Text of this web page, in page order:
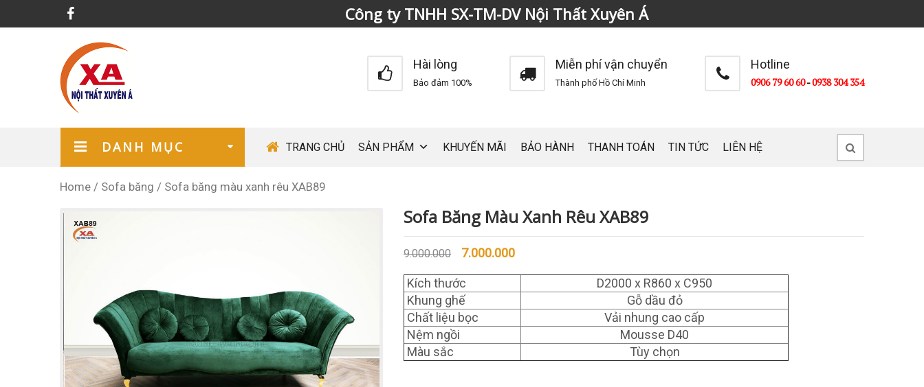
Công ty TNHH SX-TM-DV Nội Thất Xuyên Á
Hài lòng
Bảo đảm 100%
Miễn phí vận chuyển
Thành phố Hồ Chí Minh
Hotline
0906 79 60 60-0938 304 354
DANH MỤC TRANG CHỦ SẢN PHẨM KHUYẾN MÃI BẢO HÀNH THANH TOÁN TIN TỨC LIÊN HỆ
Home / Sofa băng / Sofa băng màu xanh rêu XAB89
Sofa Băng Màu Xanh Rêu XAB89
9.000.000 7.000.000
Kích thước
D2000 x R860 x C950
Khung ghế
Gỗ dầu đỏ
Chất liệu bọc
Vải nhung cao cấp
Nệm ngồi
Mousse D40
Màu sắc
Tùy chọn